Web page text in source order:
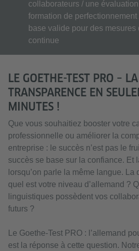
collaborateurs / une
formation de perfectionnement
base valide pour des mesures
continue
LE GOETHE-TEST PRO – LA
TRANSPARENCE EN
MINUTES !
Que vous souhaitiez booster votre
professionnelle ou améliorer la
entreprise : le succès n’est pas le
succès se base sur la confiance. Et
lorsqu’on parle la même langue. La
quel est votre niveau d’allemand ?
linguistiques possèdent vos
futurs ?
Le Goethe-Test PRO : l’allemand
est la réponse à cette question.